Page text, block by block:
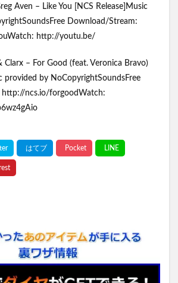
Aven – Like You [NCS Release]Music
Download/Stream:
http://youtu.be/
– For Good (feat. Veronica Bravo)
provided by NoCopyrightSoundsFree
http://ncs.io/forgoodWatch: